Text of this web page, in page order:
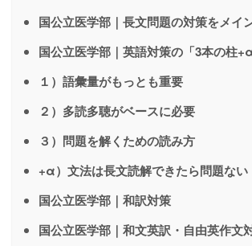
国公立医学部｜長文問題の対策をメイ
国公立医学部｜英語対策の「3本の柱+α
１）語彙量がもっとも重要
２）多読多聴がベースに必要
３）問題を解くための読み方
+α）文法は長文読解できたら問題ない
国公立医学部｜和訳対策
国公立医学部｜和文英訳・自由英作文